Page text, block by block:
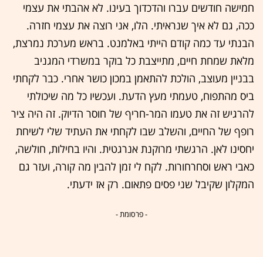
חמישה חודשים עברו והדכדוך בעינו. לא אהבתי את עצמי
ככה, גם לא איך שנראיתי. הלו, אני רוצה את עצמי חזרה.
הבנתי עד כמה קודם הייתי באלמנט. בראש מערכת נמרצת,
מלאת שמחת חיים, מתייצבת כל בוקר במשרדי המגניב
בבניין מעוצב, הולכת להתאמן במכון כושר אחרי. כבר לקחתי
ביס מהתפוח, טעמתי מעץ הדעת. ועכשיו כל מה שיכולתי
להרגיש זה את טעמו המר-חריף של חוסר הדיוק. זה היה ציר
רופף של החיים, והשלב שבו לקחתי את העתיד שלי לשיחת
יחסינו לאן. הרגשתי מרוקנת אנרגטית. והיו בחילות, חולשה,
כאבי ראש וסחרחורות. לקח לי זמן להבין מה קורה, ועזר גם
המקלון שקיבל שני פסים פתאום. רק אז ידעתי.
- פרסומת -